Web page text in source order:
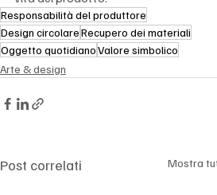
Responsabilità del produttore
Design circolareRecupero dei materiali
Oggetto quotidianoValore simbolico
Arte & design
Post correlati Mostra